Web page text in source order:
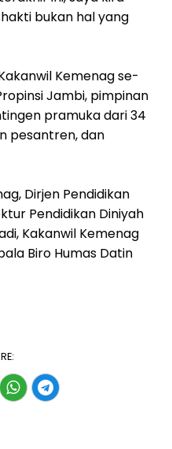
bukan hal yang
Kemenag se-
Jambi, pimpinan
pramuka dari 34
pesantren, dan
Dirjen Pendidikan
Pendidikan Diniyah
Kakanwil Kemenag
Biro Humas Datin